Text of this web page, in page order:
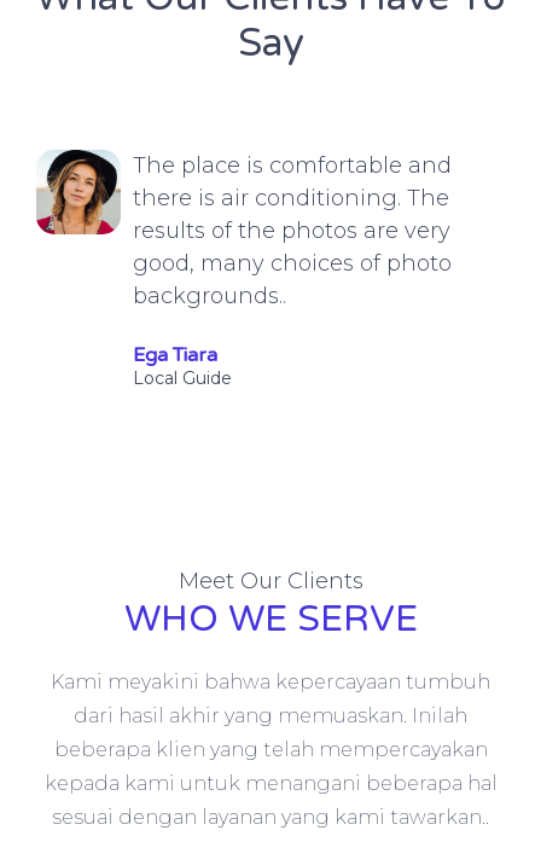
Say
The place is comfortable and
there is air conditioning. The
results of the photos are very
good, many choices of photo
backgrounds..
Ega Tiara
Local Guide
Meet Our Clients
WHO WE SERVE
Kami meyakini bahwa kepercayaan tumbuh
dari hasil akhir yang memuaskan. Inilah
beberapa klien yang telah mempercayakan
kepada kami untuk menangani beberapa hal
sesuai dengan layanan yang kami tawarkan..